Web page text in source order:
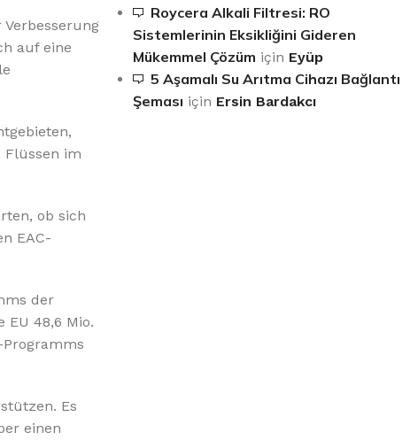
%10 INDIRIM
auf eine
Flüssen im
ob sich
EAC-
der
48,6 Mio.
Es
einen
Roycera Alkali Filtresi: RO
Sistemlerinin Eksikliğini Gideren
Mükemmel Çözüm için Eyüp
5 Aşamalı Su Arıtma Cihazı Bağlantı
Şeması için Ersin Bardakcı